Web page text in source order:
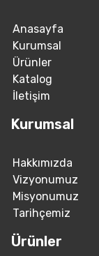
Anasayfa
Kurumsal
Ürünler
Katalog
İletişim
Kurumsal
Hakkımızda
Vizyonumuz
Misyonumuz
Tarihçemiz
Ürünler